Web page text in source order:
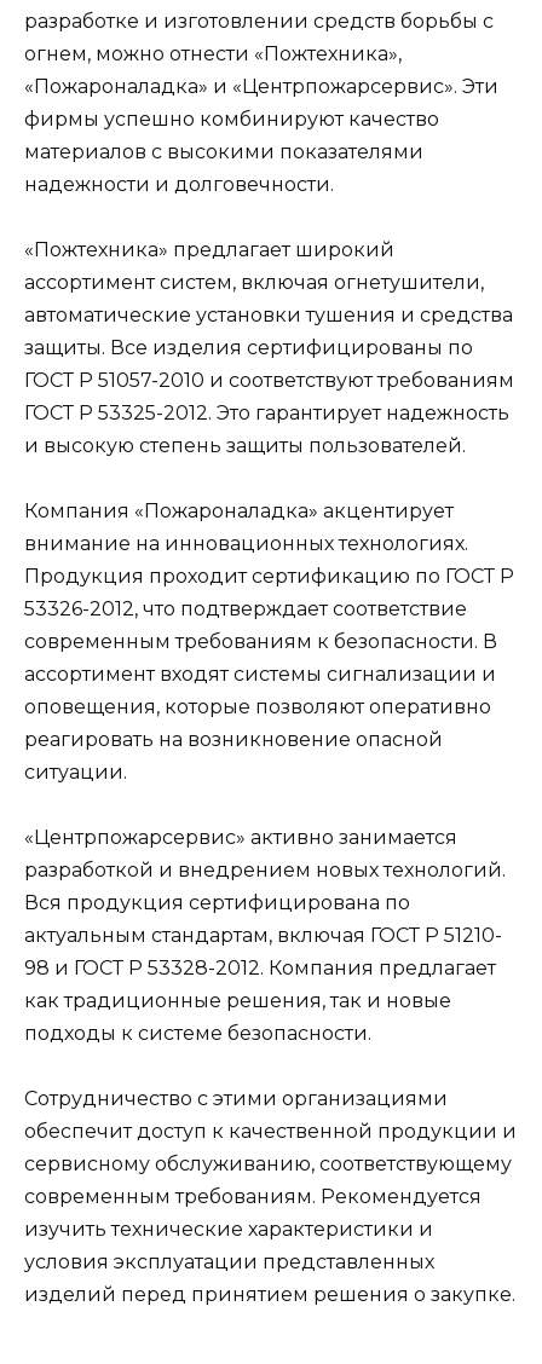
разработке и изготовлении средств борьбы с
огнем, можно отнести «Пожтехника»,
«Пожароналадка» и «Центрпожарсервис». Эти
фирмы успешно комбинируют качество
материалов с высокими показателями
надежности и долговечности.
«Пожтехника» предлагает широкий
ассортимент систем, включая огнетушители,
автоматические установки тушения и средства
защиты. Все изделия сертифицированы по
ГОСТ Р 51057-2010 и соответствуют требованиям
ГОСТ Р 53325-2012. Это гарантирует надежность
и высокую степень защиты пользователей.
Компания «Пожароналадка» акцентирует
внимание на инновационных технологиях.
Продукция проходит сертификацию по ГОСТ Р
53326-2012, что подтверждает соответствие
современным требованиям к безопасности. В
ассортимент входят системы сигнализации и
оповещения, которые позволяют оперативно
реагировать на возникновение опасной
ситуации.
«Центрпожарсервис» активно занимается
разработкой и внедрением новых технологий.
Вся продукция сертифицирована по
актуальным стандартам, включая ГОСТ Р 51210-
98 и ГОСТ Р 53328-2012. Компания предлагает
как традиционные решения, так и новые
подходы к системе безопасности.
Сотрудничество с этими организациями
обеспечит доступ к качественной продукции и
сервисному обслуживанию, соответствующему
современным требованиям. Рекомендуется
изучить технические характеристики и
условия эксплуатации представленных
изделий перед принятием решения о закупке.